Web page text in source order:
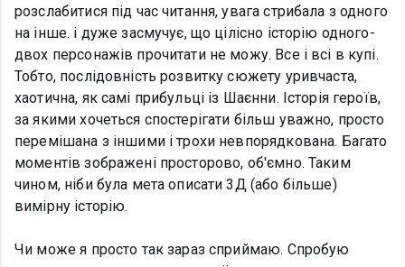
розслабитися під час читання, увага стрибала з одного
на інше. і дуже засмучує, що цілісно історію одного-
двох персонажів прочитати не можу. Все і всі в купі.
Тобто, послідовність розвитку сюжету уривчаста,
хаотична, як самі прибульці із Шаєнни. Історія героїв,
за якими хочеться спостерігати більш уважно, просто
перемішана з іншими і трохи невпорядкована. Багато
моментів зображені просторово, об'ємно. Таким
чином, ніби була мета описати 3Д (або більше)
вимірну історію.
Чи може я просто так зараз сприймаю. Спробую